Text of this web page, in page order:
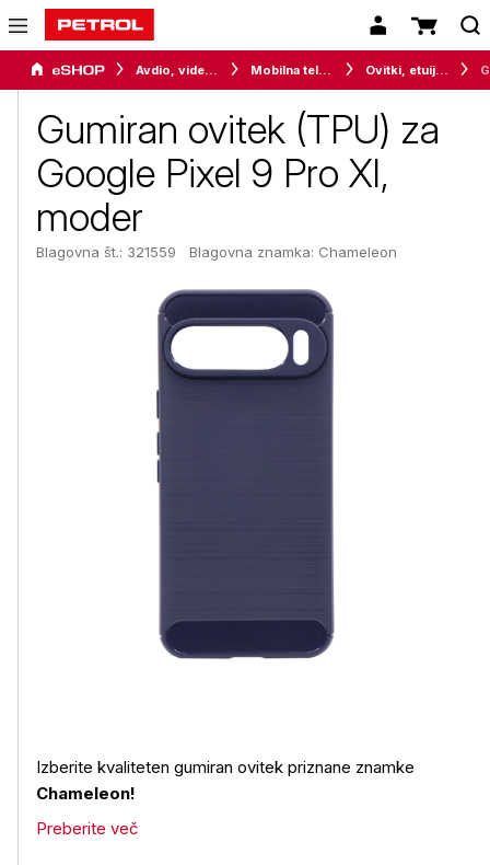
Avdio, video in telefonija Mobilna telefonija Ovitki, etuiji, torbice in držala
Gumiran ovitek (TPU) za
Google Pixel 9 Pro Xl,
moder
Blagovna št.: 321559 Blagovna znamka: Chameleon
Izberite kvaliteten gumiran ovitek priznane znamke
Chameleon!
Preberite več